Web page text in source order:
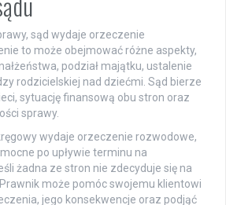
sąd wydaje orzeczenie
to może obejmować różne aspekty,
podział majątku, ustalenie
rodzicielskiej nad dziećmi. Sąd bierze
sytuację finansową obu stron oraz
sprawy.
wydaje orzeczenie rozwodowe,
po upływie terminu na
żadna ze stron nie zdecyduje się na
Prawnik może pomóc swojemu klientowi
jego konsekwencje oraz podjąć